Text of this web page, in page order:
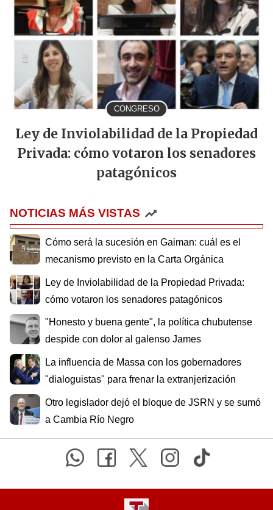
CONGRESO
Ley de Inviolabilidad de la Propiedad
Privada: cómo votaron los senadores
patagónicos
NOTICIAS MÁS VISTAS
Cómo será la sucesión en Gaiman: cuál es el
mecanismo previsto en la Carta Orgánica
Ley de Inviolabilidad de la Propiedad Privada:
cómo votaron los senadores patagónicos
"Honesto y buena gente", la política chubutense
despide con dolor al galenso James
La influencia de Massa con los gobernadores
"dialoguistas" para frenar la extranjerización
Otro legislador dejó el bloque de JSRN y se sumó
a Cambia Río Negro